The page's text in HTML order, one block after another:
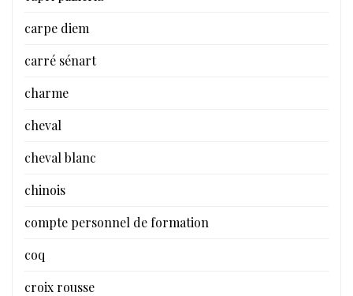
carpe diem
carré sénart
charme
cheval
cheval blanc
chinois
compte personnel de formation
coq
croix rousse